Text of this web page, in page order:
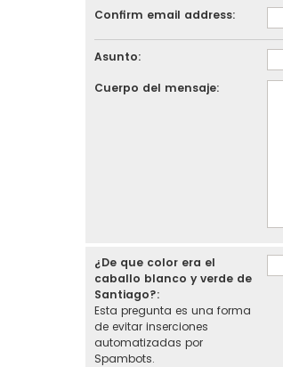
Confirm email address:
Asunto:
Cuerpo del mensaje:
¿De que color era el
caballo blanco y verde de
Santiago?:
Esta pregunta es una forma
de evitar inserciones
automatizadas por
Spambots.